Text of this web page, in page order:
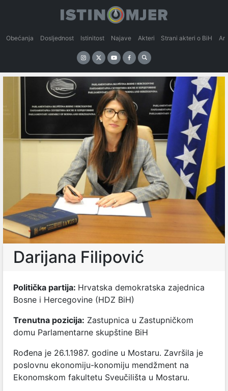
Obećanja Dosljednost Istinitost Najave Akteri Strani akteri o BiH
Darijana Filipović
Politička partija: Hrvatska demokratska zajednica
Bosne i Hercegovine (HDZ BiH)
Trenutna pozicija: Zastupnica u Zastupničkom
domu Parlamentarne skupštine BiH
Rođena je 26.1.1987. godine u Mostaru. Završila je
poslovnu ekonomiju-konomiju mendžment na
Ekonomskom fakultetu Sveučilišta u Mostaru.